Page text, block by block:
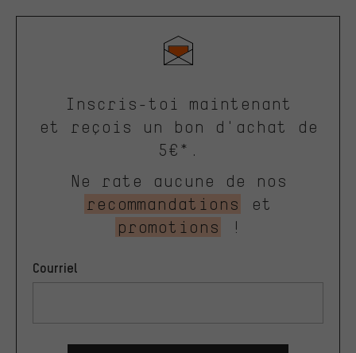
Inscris-toi maintenant
et reçois un bon d'achat de
5€*.
Ne rate aucune de nos
recommandations
et
promotions
!
Courriel